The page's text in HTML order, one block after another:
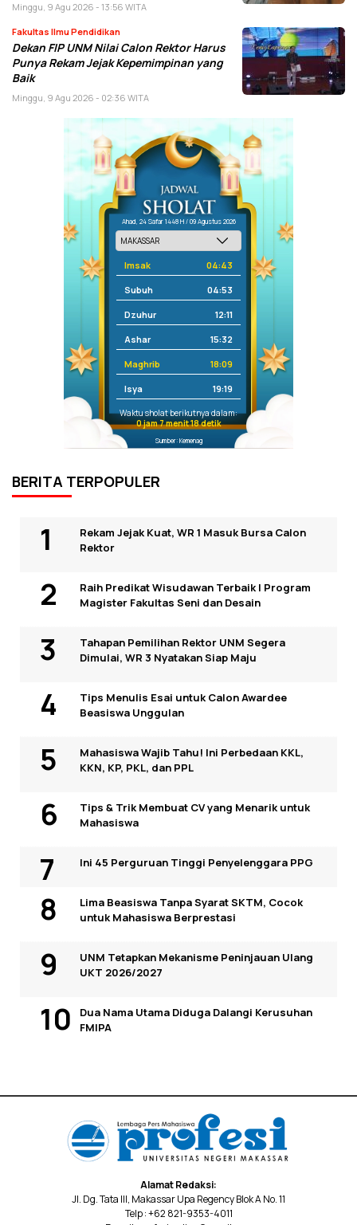
Minggu, 9 Agu 2026 - 13:56 WITA
Fakultas Ilmu Pendidikan
Dekan FIP UNM Nilai Calon Rektor Harus
Punya Rekam Jejak Kepemimpinan yang
Baik
Minggu, 9 Agu 2026 - 02:36 WITA
Ahad, 24 Safar 1448 H / 09 Agustus 2026
Imsak 04:43
Subuh 04:53
Dzuhur 12:11
Ashar 15:32
Maghrib 18:09
Isya 19:19
Waktu sholat berikutnya dalam:
0 jam 7 menit 18 detik
Sumber: Kemenag
BERITA TERPOPULER
Rekam Jejak Kuat, WR 1 Masuk Bursa Calon
Rektor
Raih Predikat Wisudawan Terbaik I Program
Magister Fakultas Seni dan Desain
Tahapan Pemilihan Rektor UNM Segera
Dimulai, WR 3 Nyatakan Siap Maju
Tips Menulis Esai untuk Calon Awardee
Beasiswa Unggulan
Mahasiswa Wajib Tahu! Ini Perbedaan KKL,
KKN, KP, PKL, dan PPL
Tips & Trik Membuat CV yang Menarik untuk
Mahasiswa
Ini 45 Perguruan Tinggi Penyelenggara PPG
Lima Beasiswa Tanpa Syarat SKTM, Cocok
untuk Mahasiswa Berprestasi
UNM Tetapkan Mekanisme Peninjauan Ulang
UKT 2026/2027
Dua Nama Utama Diduga Dalangi Kerusuhan
FMIPA
Alamat Redaksi:
Jl. Dg. Tata III, Makassar Upa Regency Blok A No. 11
Telp : +62 821-9353-4011